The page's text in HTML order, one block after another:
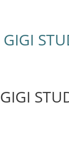
GIGI
GIGI